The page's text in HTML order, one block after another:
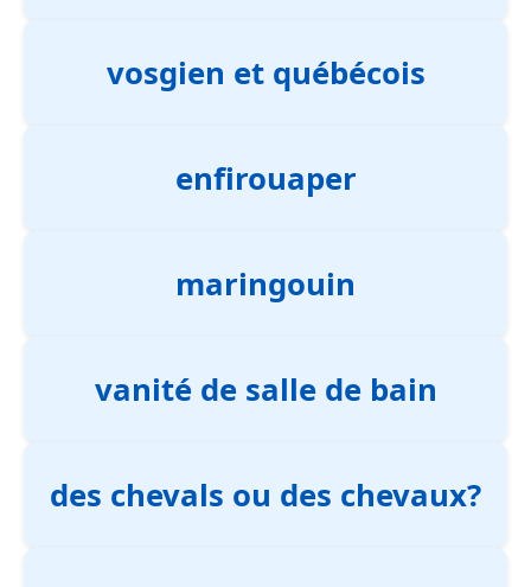
vosgien et québécois
enfirouaper
maringouin
vanité de salle de bain
des chevals ou des chevaux?